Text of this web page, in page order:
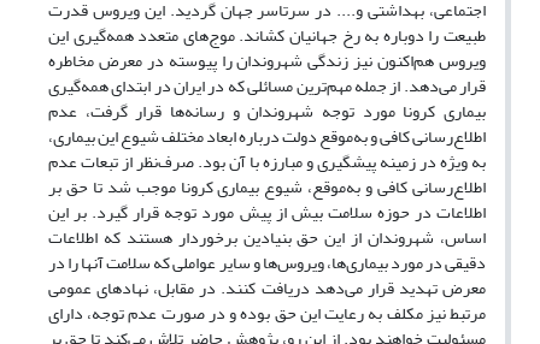
اجتماعی، بهداشتی و.... در سرتاسر جهان گردید. این ویروس قدرت
طبیعت را دوباره به رخ جهانیان کشاند. موج‌های متعدد همه‌گیری این
ویروس هم‌اکنون نیز زندگی شهروندان را پیوسته در معرض مخاطره
قرار می‌دهد. از جمله مهم‌ترین مسائلی که در ایران در ابتدای همه‌گیری
بیماری کرونا مورد توجه شهروندان و رسانه‌ها قرار گرفت، عدم
اطلاع‌رسانی کافی و به‌موقع دولت درباره ابعاد مختلف شیوع این بیماری،
به ویژه در زمینه پیشگیری و مبارزه با آن بود. صرف‌نظر از تبعات عدم
اطلاع‌رسانی کافی و به‌موقع، شیوع بیماری کرونا موجب شد تا حق بر
اطلاعات در حوزه سلامت بیش از پیش مورد توجه قرار گیرد. بر این
اساس، شهروندان از این حق بنیادین برخوردار هستند که اطلاعات
دقیقی در مورد بیماری‌ها، ویروس‌ها و سایر عواملی که سلامت آنها را در
معرض تهدید قرار می‌دهد دریافت کنند. در مقابل، نهادهای عمومی
مرتبط نیز مکلف به رعایت این حق بوده و در صورت عدم توجه، دارای